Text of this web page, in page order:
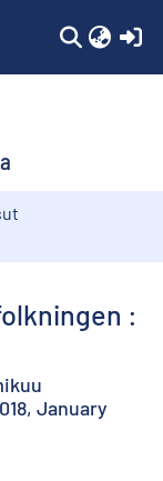
:
January